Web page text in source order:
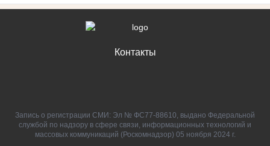
Контакты
Запись о регистрации СМИ: Эл № ФС77-88610, выдано Федеральной
службой по надзору в сфере связи, информационных технологий и
массовых коммуникаций (Роскомнадзор) 05 ноября 2024 г.